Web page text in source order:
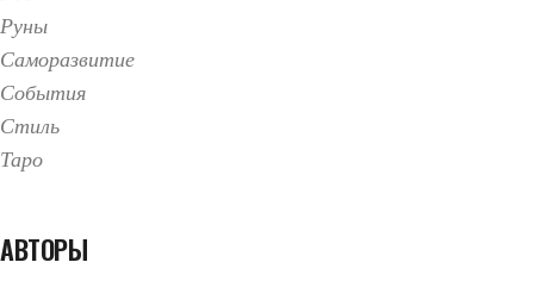
Руны
Саморазвитие
События
Стиль
Таро
АВТОРЫ